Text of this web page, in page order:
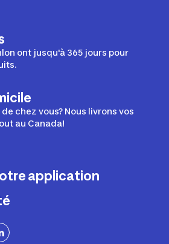
ont jusqu'à 365 jours pour
chez vous? Nous livrons vos
au Canada!
application